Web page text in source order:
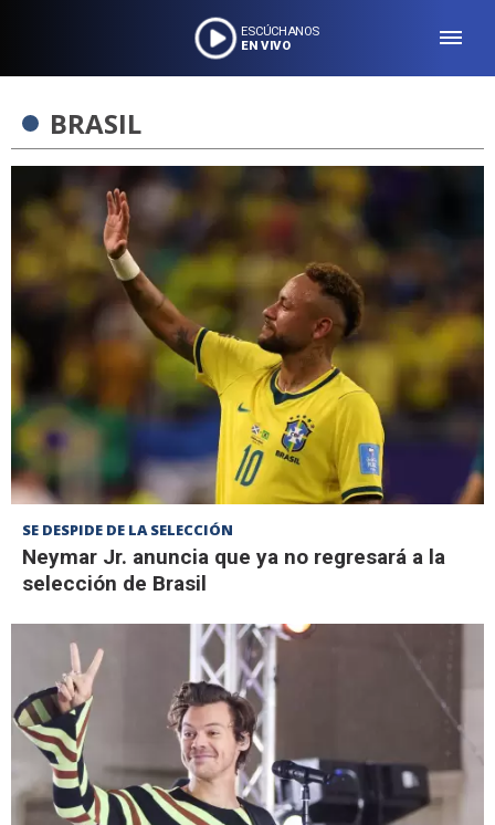
ESCÚCHANOS
EN VIVO
BRASIL
SE DESPIDE DE LA SELECCIÓN
Neymar Jr. anuncia que ya no regresará a la
selección de Brasil